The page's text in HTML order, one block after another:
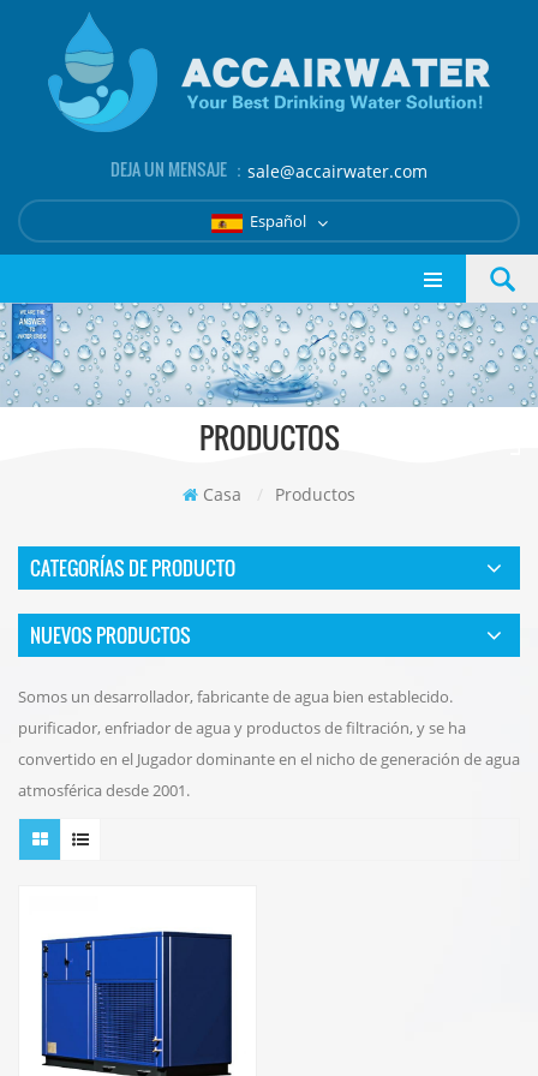
DEJA UN MENSAJE ： sale@accairwater.com
Español
PRODUCTOS
Casa / Productos
CATEGORÍAS DE PRODUCTO
NUEVOS PRODUCTOS
Somos un desarrollador, fabricante de agua bien establecido.
purificador, enfriador de agua y productos de filtración, y se ha
convertido en el Jugador dominante en el nicho de generación de agua
atmosférica desde 2001.